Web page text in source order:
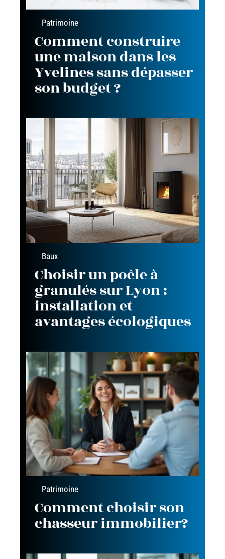
Patrimoine
Comment construire
une maison dans les
Yvelines sans dépasser
son budget ?
Baux
Choisir un poêle à
granulés sur Lyon :
installation et
avantages écologiques
Patrimoine
Comment choisir son
chasseur immobilier?